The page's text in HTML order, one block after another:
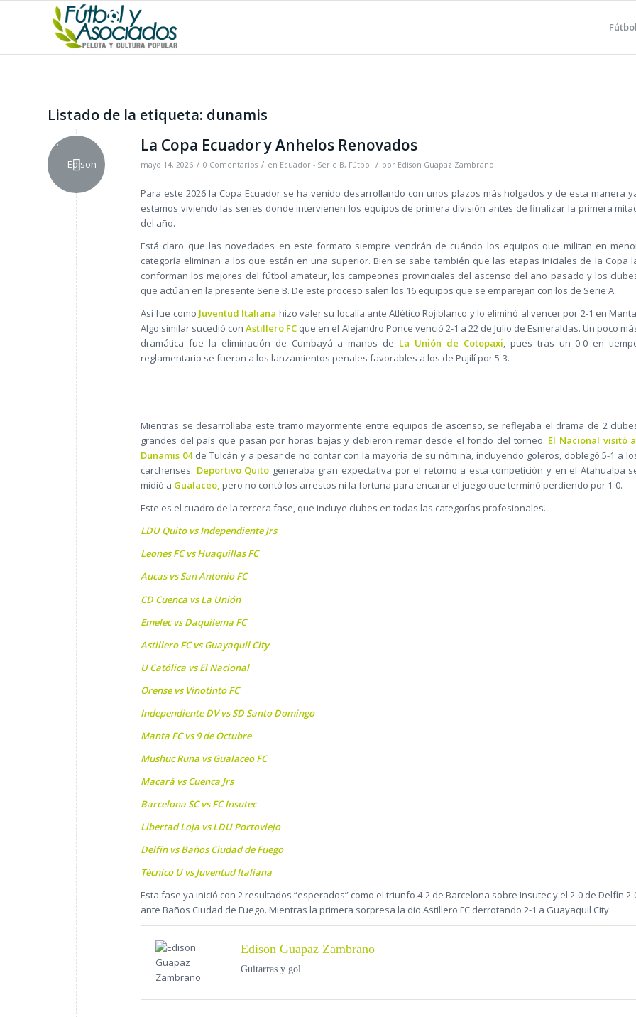
Fútbol
Listado de la etiqueta: dunamis
La Copa Ecuador y Anhelos Renovados
mayo 14, 2026 / 0 Comentarios / en Ecuador - Serie B, Fútbol / por Edison Guapaz Zambrano
Para este 2026 la Copa Ecuador se ha venido desarrollando con unos plazos más holgados y de esta manera
estamos viviendo las series donde intervienen los equipos de primera división antes de finalizar la primera
del año.
Está claro que las novedades en este formato siempre vendrán de cuándo los equipos que militan en
categoría eliminan a los que están en una superior. Bien se sabe también que las etapas iniciales de la Copa
conforman los mejores del fútbol amateur, los campeones provinciales del ascenso del año pasado y los
que actúan en la presente Serie B. De este proceso salen los 16 equipos que se emparejan con los de Serie A.
Así fue como Juventud Italiana hizo valer su localía ante Atlético Rojiblanco y lo eliminó al vencer por 2-1 en
Algo similar sucedió conAstillero FC que en el Alejandro Ponce venció 2-1 a 22 de Julio de Esmeraldas. Un poco
dramática fue la eliminación de Cumbayá a manos de La Unión de Cotopaxi, pues tras un 0-0 en
reglamentario se fueron a los lanzamientos penales favorables a los de Pujilí por 5-3.
Mientras se desarrollaba este tramo mayormente entre equipos de ascenso, se reflejaba el drama de 2
grandes del país que pasan por horas bajas y debieron remar desde el fondo del torneo. El Nacional visitó
Dunamis 04de Tulcán y a pesar de no contar con la mayoría de su nómina, incluyendo goleros, doblegó 5-1 a
carchenses. Deportivo Quito generaba gran expectativa por el retorno a esta competición y en el Atahualpa
midió a Gualaceo, pero no contó los arrestos ni la fortuna para encarar el juego que terminó perdiendo por 1-0.
Este es el cuadro de la tercera fase, que incluye clubes en todas las categorías profesionales.
LDU Quito vs Independiente Jrs
Leones FC vs Huaquillas FC
Aucas vs San Antonio FC
CD Cuenca vs La Unión
Emelec vs Daquilema FC
Astillero FC vs Guayaquil City
U Católica vs El Nacional
Orense vs Vinotinto FC
Independiente DV vs SD Santo Domingo
Manta FC vs 9 de Octubre
Mushuc Runa vs Gualaceo FC
Macará vs Cuenca Jrs
Barcelona SC vs FC Insutec
Libertad Loja vs LDU Portoviejo
Delfín vs Baños Ciudad de Fuego
Técnico U vs Juventud Italiana
Esta fase ya inició con 2 resultados “esperados” como el triunfo 4-2 de Barcelona sobre Insutec y el 2-0 de Delfín 2-
ante Baños Ciudad de Fuego. Mientras la primera sorpresa la dio Astillero FC derrotando 2-1 a Guayaquil City.
Edison Guapaz Zambrano
Guitarras y gol